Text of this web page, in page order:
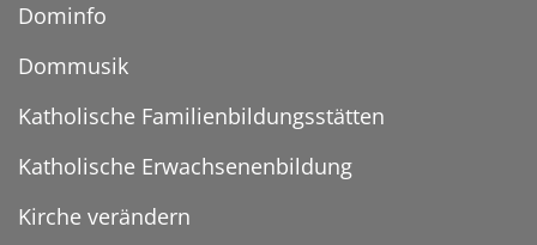
Dominfo
Dommusik
Katholische Familienbildungsstätten
Katholische Erwachsenenbildung
Kirche verändern